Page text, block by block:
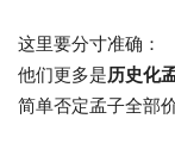
这里要分寸准确：
他们更多是历史化
简单否定孟子全部价